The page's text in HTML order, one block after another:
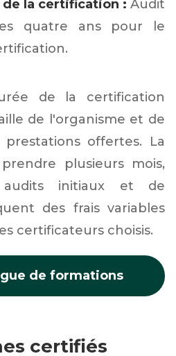
la certification : Audit
quatre ans pour le
de la certification
de l'organisme et de
offertes. La
plusieurs mois,
initiaux et de
des frais variables
certificateurs choisis.
de formations
certifiés